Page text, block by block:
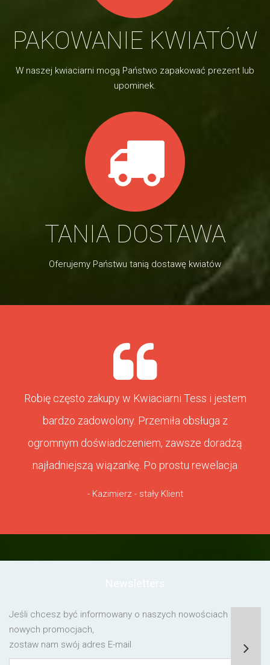
PAKOWANIE KWIATÓW
W naszej kwiaciarni mogą Państwo zapakować prezent lub
upominek.
TANIA DOSTAWA
Oferujemy Państwu tanią dostawę kwiatów
Robię często zakupy w Kwiaciarni Tess i jestem
bardzo zadowolony. Przemiła obsługa z
ogromnym doświadczeniem, zawsze doradzą
najładniejszą wiązankę. Po prostu rewelacja
- Kazimierz - stały Klient
Jeśli chcesz być informowany o naszych nowościach lub o
nowych promocjach,
zostaw nam swój adres E-mail